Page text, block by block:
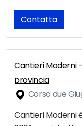
Contatta
Cantieri Moderni
provincia
Corso due
Cantieri Moderni